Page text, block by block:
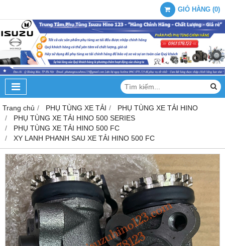
GIỎ HÀNG (0)
Trang chủ PHỤ TÙNG XE TẢI
PHỤ TÙNG XE TẢI HINO
PHỤ TÙNG XE TẢI HINO 500 SERIES
PHỤ TÙNG XE TẢI HINO 500 FC
XY LANH PHANH SAU XE TẢI HINO 500 FC